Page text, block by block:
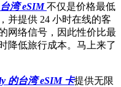
湾 eSIM不仅是价格最低
并提供 24 小时在线的客
网络信号，因此性价比最
降低旅行成本。马上来了
的台湾 eSIM 卡提供无限